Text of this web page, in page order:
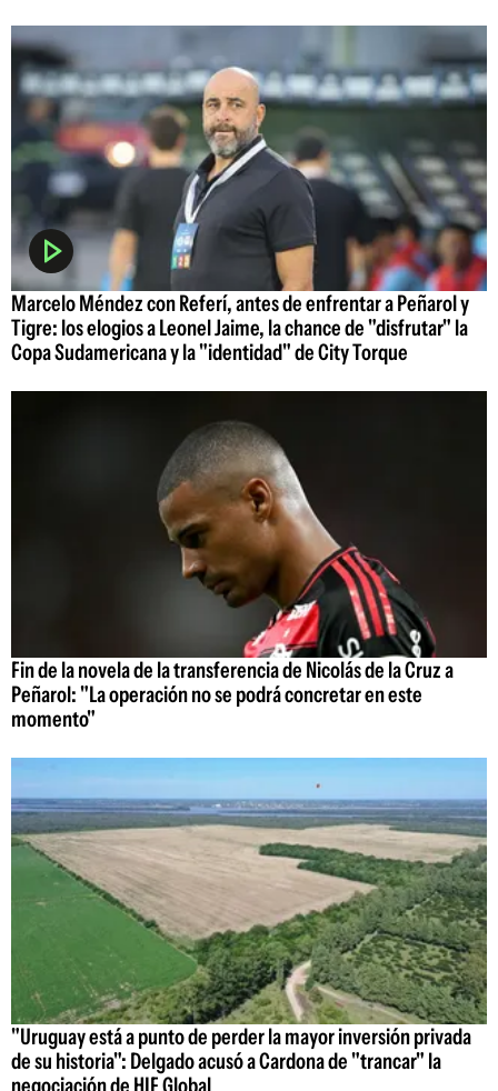
Marcelo Méndez con Referí, antes de enfrentar a Peñarol y
Tigre: los elogios a Leonel Jaime, la chance de "disfrutar" la
Copa Sudamericana y la "identidad" de City Torque
Fin de la novela de la transferencia de Nicolás de la Cruz a
Peñarol: "La operación no se podrá concretar en este
momento"
"Uruguay está a punto de perder la mayor inversión privada
de su historia": Delgado acusó a Cardona de "trancar" la
negociación de HIF Global